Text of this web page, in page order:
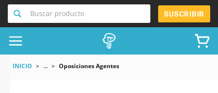
Buscar producto SUSCRIBIR
INICIO ... Oposiciones Agentes